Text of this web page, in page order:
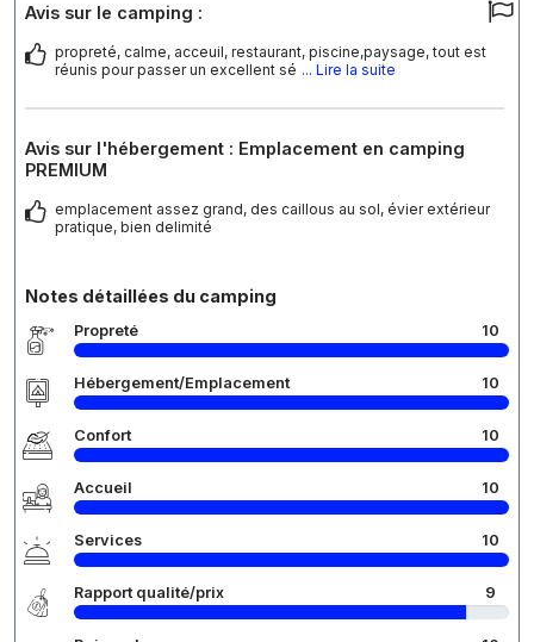
Avis sur le camping :
propreté, calme, acceuil, restaurant, piscine,paysage, tout est
réunis pour passer un excellent sé ... Lire la suite
Avis sur l'hébergement : Emplacement en camping
PREMIUM
emplacement assez grand, des caillous au sol, évier extérieur
pratique, bien delimité
Notes détaillées du camping
Propreté 10
Hébergement/Emplacement 10
Confort 10
Accueil 10
Services 10
Rapport qualité/prix 9